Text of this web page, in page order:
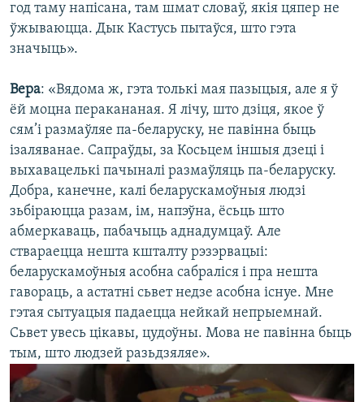
год таму напісана, там шмат словаў, якія цяпер не
ўжываюцца. Дык Кастусь пытаўся, што гэта
значыць».
Вера: «Вядома ж, гэта толькі мая пазыцыя, але я ў
ёй моцна перакананая. Я лічу, што дзіця, якое ў
сям’і размаўляе па-беларуску, не павінна быць
ізаляванае. Сапраўды, за Косьцем іншыя дзеці і
выхавацелькі пачыналі размаўляць па-беларуску.
Добра, канечне, калі беларускамоўныя людзі
зьбіраюцца разам, ім, напэўна, ёсьць што
абмеркаваць, пабачыць аднадумцаў. Але
ствараецца нешта кшталту рэзэрвацыі:
беларускамоўныя асобна сабраліся і пра нешта
гавораць, а астатні сьвет недзе асобна існуе. Мне
гэтая сытуацыя падаецца нейкай непрыемнай.
Сьвет увесь цікавы, цудоўны. Мова не павінна быць
тым, што людзей разьдзяляе».